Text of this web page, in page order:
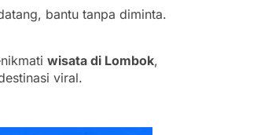
bantu tanpa diminta.
wisata di Lombok,
viral.